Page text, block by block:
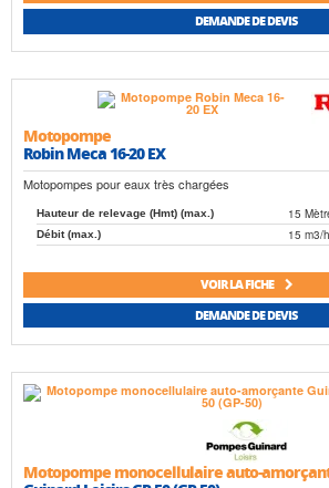
DEMANDE DE DEVIS
Motopompe
Robin Meca 16-20 EX
Motopompes pour eaux très chargées
Hauteur de relevage (Hmt) (max.) 15
Débit (max.) 15 m3/h
VOIR LA FICHE
DEMANDE DE DEVIS
Motopompe monocellulaire auto-